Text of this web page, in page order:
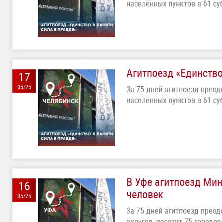
населённых пунктов в 61
17
05/25
Агитпоезд
За 75 дней агитпоезд
населенных пунктов в 61
16
05/25
В Уфе агитпоезд
человек
3а 75 дней агитпоезд